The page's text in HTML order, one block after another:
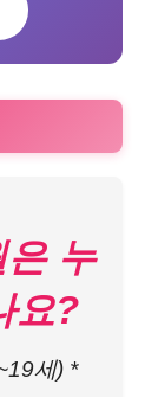
누
요?
세) *